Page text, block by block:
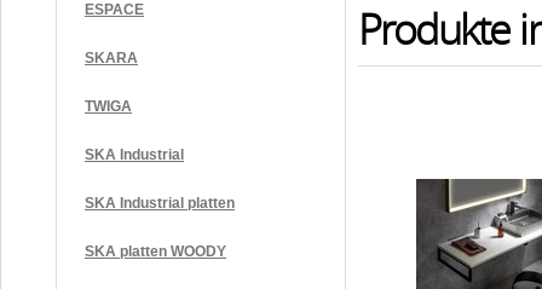
ESPACE
SKARA
TWIGA
SKA Industrial
SKA Industrial platten
SKA platten WOODY
Produkte